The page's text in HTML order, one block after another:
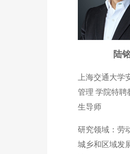
陆
上海交通大学
管理 学院特聘
生导师
研究领域：劳
城乡和区域发